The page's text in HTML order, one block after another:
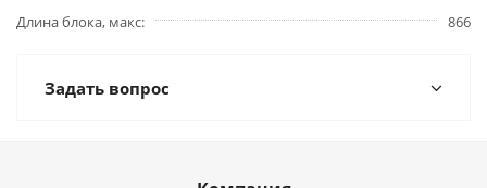
Длина блока, макс
866
Задать вопрос